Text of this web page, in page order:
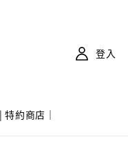
| 特約商店｜
登入